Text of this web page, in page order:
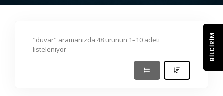
"duvar" aramanızda 48 ürünün 1–10 adeti
listeleniyor
BILDIRIM